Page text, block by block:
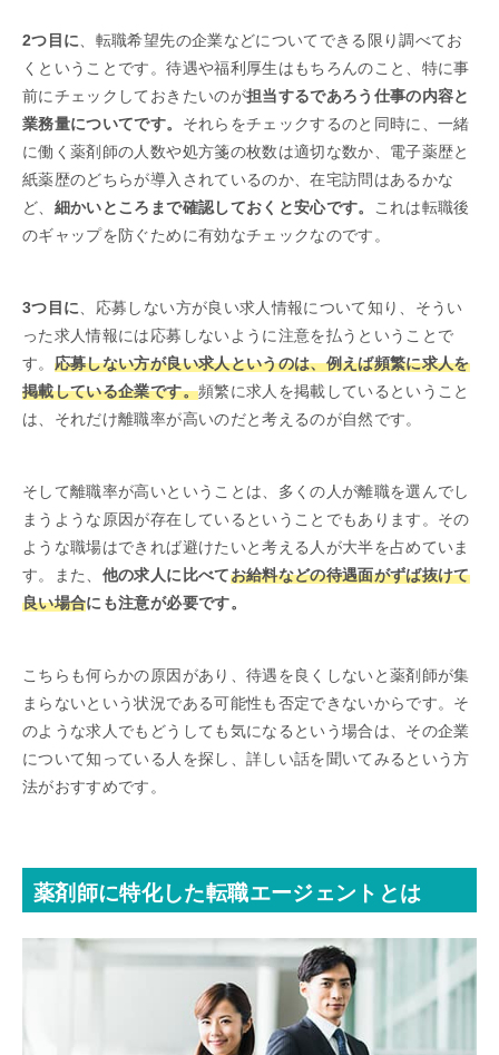
2つ目に 、転職希望先の企業などについてできる限り調べてお
くということです。待遇や福利厚生はもちろんのこと、特に事
前にチェックしておきたいのが担当するであろう仕事の内容と
業務量についてです。 それらをチェックするのと同時に、一緒
に働く薬剤師の人数や処方箋の枚数は適切な数か、電子薬歴と
紙薬歴のどちらが導入されているのか、在宅訪問はあるかな
ど、 細かいところまで確認しておくと安心です。
これは転職後
のギャップを防ぐために有効なチェックなのです。
3つ目に 、応募しない方が良い求人情報について知り、そうい
った求人情報には応募しないように注意を払うということで
す。 応募しない方が良い求人というのは、例えば頻繁に求人を
掲載している企業です。頻繁に求人を掲載しているということ
は、それだけ離職率が高いのだと考えるのが自然です。
そして離職率が高いということは、多くの人が離職を選んでし
まうような原因が存在しているということでもあります。その
ような職場はできれば避けたいと考える人が大半を占めていま
す。また、 他の求人に比べてお給料などの待遇面がずば抜けて
良い場合にも注意が必要です。
こちらも何らかの原因があり、待遇を良くしないと薬剤師が集
まらないという状況である可能性も否定できないからです。そ
のような求人でもどうしても気になるという場合は、その企業
について知っている人を探し、詳しい話を聞いてみるという方
法がおすすめです。
薬剤師に特化した転職エージェントとは